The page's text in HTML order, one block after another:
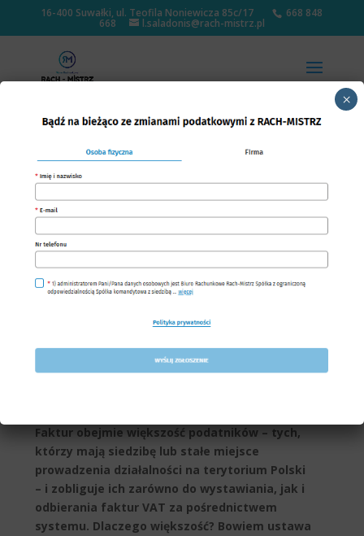
16-400 Suwałki, ul. Teofila Noniewicza 85c/17 668 848
668 l.saladonis@rach-mistrz.pl
KSeF – czy ma znaczenie
dla podatników
zwolnionych z VAT?
Faktur obejmie większość podatników – tych,
którzy mają siedzibę lub stałe miejsce
prowadzenia działalności na terytorium Polski
– i zobliguje ich zarówno do wystawiania, jak i
odbierania faktur VAT za pośrednictwem
systemu. Dlaczego większość? Bowiem ustawa
×